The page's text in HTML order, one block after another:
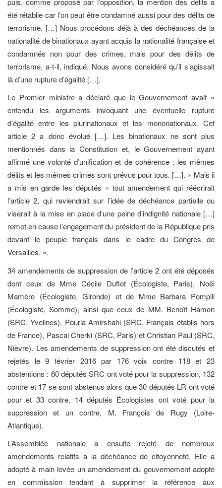
été rétablie car l’on peut être condamné aussi pour des délits de
terrorisme. […] Nous procédons déjà à des déchéances de la
nationalité de binationaux ayant acquis la nationalité française et
condamnés non pour des crimes, mais pour des délits de
terrorisme, a-t-il, indiqué. Nous avons considéré qu’il s’agissait
là d’une rupture d’égalité […].
Le Premier ministre a déclaré que le Gouvernement avait «
entendu les arguments invoquant une éventuelle rupture
d’égalité entre les plurinationaux et les mononationaux. Cet
article 2 a donc évolué […]. Les binationaux ne sont plus
mentionnés dans la Constitution et, le Gouvernement ayant
affirmé une volonté d’unification et de cohérence : les mêmes
délits et les mêmes crimes sont prévus pour tous. […]. » Mais il
a mis en garde les députés « tout amendement qui réécrirait
l’article 2, qui reviendrait sur l’idée de déchéance partielle ou
viserait à la mise en place d’une peine d’indignité nationale […]
remet en cause l’engagement du président de la République pris
devant le peuple français dans le cadre du Congrès de
Versailles. ».
34 amendements de suppression de l’article 2 ont été déposés
dont ceux de Mme Cécile Duflot (Écologiste, Paris), Noël
Mamère (Écologiste, Gironde) et de Mme Barbara Pompili
(Écologiste, Somme), ainsi que ceux de MM. Benoît Hamon
(SRC, Yvelines), Pouria Amirshahi (SRC, Français établis hors
de France), Pascal Cherki (SRC, Paris) et Christian Paul (SRC,
Nièvre). Les amendements de suppression ont été discutés et
rejetés le 9 février 2016 par 176 voix contre 118 et 23
abstentions : 60 députés SRC ont voté pour la suppression, 132
contre et 17 se sont abstenus alors que 30 députés LR ont voté
pour et 33 contre. 14 députés Écologistes ont voté pour la
suppression et un contre, M. François de Rugy (Loire-
Atlantique).
L’Assemblée nationale a ensuite rejeté de nombreux
amendements relatifs à la déchéance de citoyenneté. Elle a
adopté à main levée un amendement du gouvernement adopté
en commission tendant à supprimer la référence aux